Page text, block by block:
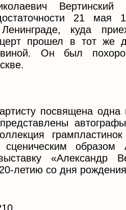
21 мая
куда
прошел в тот же
Он был
посвящена
сценическим
«Александр
летию со дня